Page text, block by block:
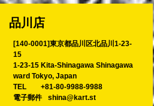
品川店
[140-0001]東京都品川区北品川1-23-
15
1-23-15 Kita-Shinagawa Shinagawa
ward Tokyo, Japan
TEL
+81-80-9988-9988
電子郵件
shina@kart.st